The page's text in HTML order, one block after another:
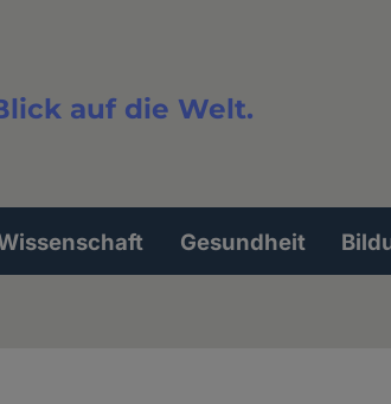
auf die Welt.
Gesundheit